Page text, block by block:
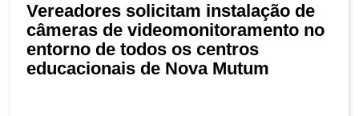
Vereadores solicitam instalação de
câmeras de videomonitoramento no
entorno de todos os centros
educacionais de Nova Mutum